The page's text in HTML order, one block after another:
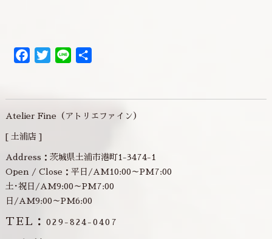
Facebook
Twitter
Line
Atelier Fine（アトリエファイン）
[ 土浦店 ]
Address：茨城県土浦市港町1-3474-1
Open / Close：平日/AM10:00～PM7:00
土･祝日/AM9:00～PM7:00
日/AM9:00～PM6:00
TEL：029-824-0407